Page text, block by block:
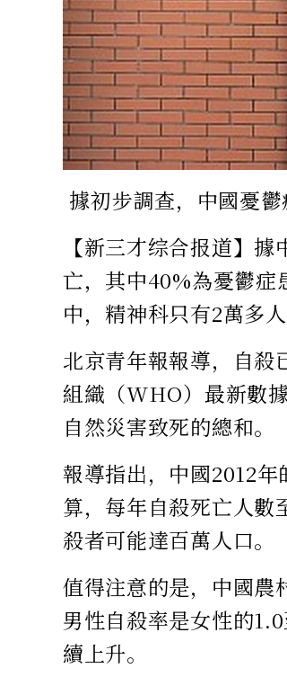
據初步調查，中國憂
【新三才综合报道】
亡，其中40%為憂鬱症
中，精神科只有2萬多
北京青年報報導，自殺
組織（WHO）最新數
自然災害致死的總和。
報導指出，中國2012
算，每年自殺死亡人數
殺者可能達百萬人口。
值得注意的是，中國農
男性自殺率是女性的
續上升。